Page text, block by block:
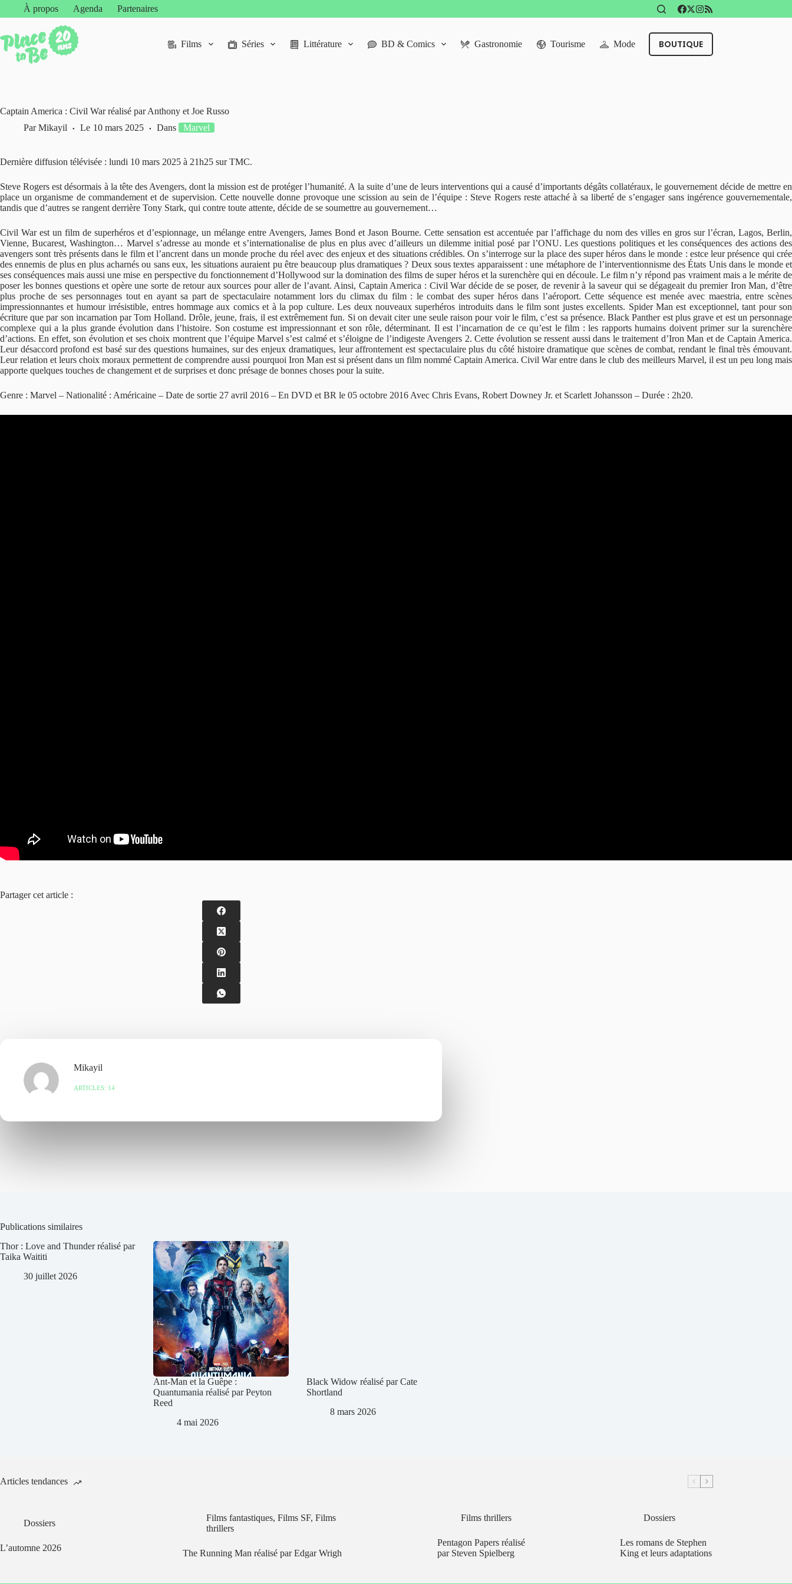
À propos Agenda Partenaires
Films Séries Littérature BD & Comics Gastronomie Tourisme Mode BOUTIQUE
Captain America : Civil War réalisé par Anthony et Joe Russo
Par Mikayil Le 10 mars 2025 Dans Marvel
Dernière diffusion télévisée : lundi 10 mars 2025 à 21h25 sur TMC.
Steve Rogers est désormais à la tête des Avengers, dont la mission est de protéger l’humanité. A la suite d’une de leurs interventions qui a causé d’importants dégâts collatéraux, le gouvernement décide de mettre en
place un organisme de commandement et de supervision. Cette nouvelle donne provoque une scission au sein de l’équipe : Steve Rogers reste attaché à sa liberté de s’engager sans ingérence gouvernementale,
tandis que d’autres se rangent derrière Tony Stark, qui contre toute attente, décide de se soumettre au gouvernement…
Civil War est un film de superhéros et d’espionnage, un mélange entre Avengers, James Bond et Jason Bourne. Cette sensation est accentuée par l’affichage du nom des villes en gros sur l’écran, Lagos, Berlin,
Vienne, Bucarest, Washington… Marvel s’adresse au monde et s’internationalise de plus en plus avec d’ailleurs un dilemme initial posé par l’ONU. Les questions politiques et les conséquences des actions des
avengers sont très présents dans le film et l’ancrent dans un monde proche du réel avec des enjeux et des situations crédibles. On s’interroge sur la place des super héros dans le monde : estce leur présence qui crée
des ennemis de plus en plus acharnés ou sans eux, les situations auraient pu être beaucoup plus dramatiques ? Deux sous textes apparaissent : une métaphore de l’interventionnisme des États Unis dans le monde et
ses conséquences mais aussi une mise en perspective du fonctionnement d’Hollywood sur la domination des films de super héros et la surenchère qui en découle. Le film n’y répond pas vraiment mais a le mérite de
poser les bonnes questions et opère une sorte de retour aux sources pour aller de l’avant. Ainsi, Captain America : Civil War décide de se poser, de revenir à la saveur qui se dégageait du premier Iron Man, d’être
plus proche de ses personnages tout en ayant sa part de spectaculaire notamment lors du climax du film : le combat des super héros dans l’aéroport. Cette séquence est menée avec maestria, entre scènes
impressionnantes et humour irrésistible, entres hommage aux comics et à la pop culture. Les deux nouveaux superhéros introduits dans le film sont justes excellents. Spider Man est exceptionnel, tant pour son
écriture que par son incarnation par Tom Holland. Drôle, jeune, frais, il est extrêmement fun. Si on devait citer une seule raison pour voir le film, c’est sa présence. Black Panther est plus grave et est un personnage
complexe qui a la plus grande évolution dans l’histoire. Son costume est impressionnant et son rôle, déterminant. Il est l’incarnation de ce qu’est le film : les rapports humains doivent primer sur la surenchère
d’actions. En effet, son évolution et ses choix montrent que l’équipe Marvel s’est calmé et s’éloigne de l’indigeste Avengers 2. Cette évolution se ressent aussi dans le traitement d’Iron Man et de Captain America.
Leur désaccord profond est basé sur des questions humaines, sur des enjeux dramatiques, leur affrontement est spectaculaire plus du côté histoire dramatique que scènes de combat, rendant le final très émouvant.
Leur relation et leurs choix moraux permettent de comprendre aussi pourquoi Iron Man est si présent dans un film nommé Captain America. Civil War entre dans le club des meilleurs Marvel, il est un peu long mais
apporte quelques touches de changement et de surprises et donc présage de bonnes choses pour la suite.
Genre : Marvel – Nationalité : Américaine – Date de sortie 27 avril 2016 – En DVD et BR le 05 octobre 2016 Avec Chris Evans, Robert Downey Jr. et Scarlett Johansson – Durée : 2h20.
Partager cet article :
Mikayil
ARTICLES: 14
Publications similaires
Thor : Love and Thunder réalisé par
Taika Waititi
30 juillet 2026
Ant-Man et la Guêpe :
Quantumania réalisé par Peyton
Reed
4 mai 2026
Black Widow réalisé par Cate
Shortland
8 mars 2026
Articles tendances
Dossiers
L’automne 2026
Films fantastiques, Films SF, Films
thrillers
The Running Man réalisé par Edgar Wrigh
Films thrillers
Pentagon Papers réalisé
par Steven Spielberg
Dossiers
Les romans de Stephen
King et leurs adaptations